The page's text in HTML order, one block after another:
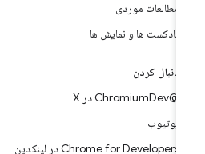
مطالعات موردی
پادکست ها و نمایش ها
دنبال کردن
یوتیوب
Chrome for Developers در لینکدین